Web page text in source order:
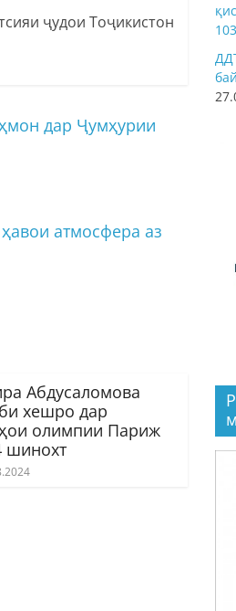
ҷудои Тоҷикистон
дар Ҷумҳурии
атмосфера аз
Абдусаломова
хешро дар
олимпии Париж
шинохт